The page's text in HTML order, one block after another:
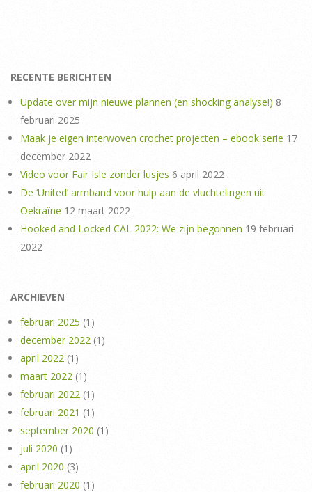
RECENTE BERICHTEN
Update over mijn nieuwe plannen (en shocking analyse!) 8
februari 2025
Maak je eigen interwoven crochet projecten – ebook serie 17
december 2022
Video voor Fair Isle zonder lusjes 6 april 2022
De ‘United’ armband voor hulp aan de vluchtelingen uit
Oekraïne 12 maart 2022
Hooked and Locked CAL 2022: We zijn begonnen 19 februari
2022
ARCHIEVEN
februari 2025 (1)
december 2022 (1)
april 2022 (1)
maart 2022 (1)
februari 2022 (1)
februari 2021 (1)
september 2020 (1)
juli 2020 (1)
april 2020 (3)
februari 2020 (1)